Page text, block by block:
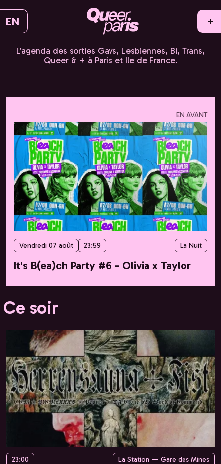
EN +
L'agenda des sorties Gays, Lesbiennes, Bi, Trans,
Queer & + à Paris et Ile de France.
EN AVANT
Vendredi 07 août 23:59 La Nuit
It's B(ea)ch Party #6 - Olivia x Taylor
Ce soir
23:00 La Station — Gare des Mines